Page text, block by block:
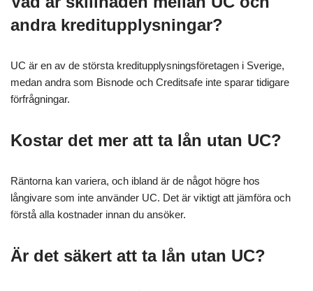
andra kreditupplysningar?
UC är en av de största kreditupplysningsföretagen i Sverige,
medan andra som Bisnode och Creditsafe inte sparar tidigare
förfrågningar.
Kostar det mer att ta lån utan UC?
Räntorna kan variera, och ibland är de något högre hos
långivare som inte använder UC. Det är viktigt att jämföra och
förstå alla kostnader innan du ansöker.
Är det säkert att ta lån utan UC?